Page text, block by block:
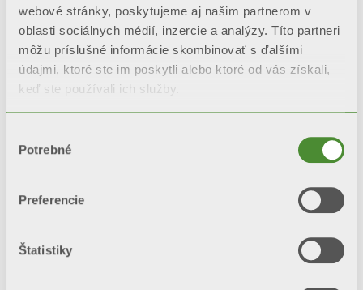
webové stránky, poskytujeme aj našim partnerom v
oblasti sociálnych médií, inzercie a analýzy. Títo partneri
môžu príslušné informácie skombinovať s ďalšími
údajmi, ktoré ste im poskytli alebo ktoré od vás získali,
keď ste používali ich služby.
súhlasu
Potrebné
Preferencie
Štatistiky
Rázvor: 900, 1000, 1200, 1400,
1600, 1800, 2000 mm